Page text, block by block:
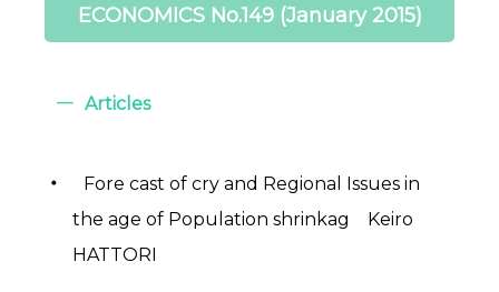
ECONOMICS No.149 (January 2015)
Articles
Fore cast of cry and Regional Issues in
the age of Population shrinkag Keiro
HATTORI